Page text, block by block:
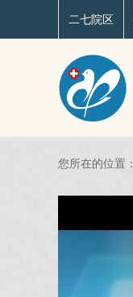
二七院区
您所在的位置：